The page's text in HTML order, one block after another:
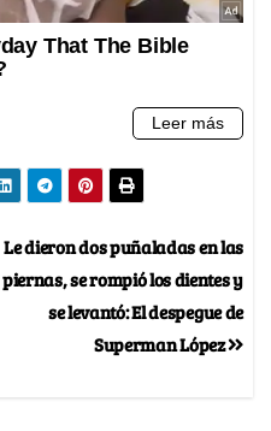
Le dieron dos puñaladas en las
piernas, se rompió los dientes y
se levantó: El despegue de
Superman López